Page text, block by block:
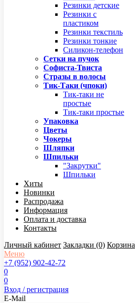
Резинки детские
Резинки с
пластиком
Резинки текстиль
Резинки тонкие
Силикон-телефон
Сетки на пучок
Софиста-Твиста
Стразы в волосы
Тик-Таки (чпоки)
Тик-таки не
простые
Тик-таки простые
Упаковка
Цветы
Чокеры
Шляпки
Шпильки
"Закрутки"
Шпильки
Хиты
Новинки
Распродажа
Информация
Оплата и доставка
Контакты
Личный кабинет Закладки (0) Корзина
Меню
+7 (952) 902-42-72
0
0
Вход / регистрация
E-Mail